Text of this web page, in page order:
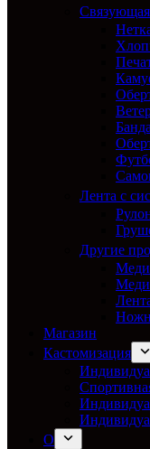
Связующая
Лента с
Другие
Магазин
Кастомизация
О